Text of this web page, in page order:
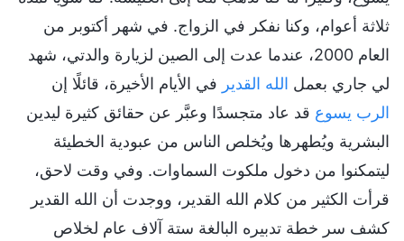
ثلاثة أعوام، وكنا نفكر في الزواج. في شهر أكتوبر من
العام 2000، عندما عدت إلى الصين لزيارة والدتي، شهد
لي جاري بعمل الله القدير في الأيام الأخيرة، قائلًا إن
الرب يسوع قد عاد متجسدًا وعبَّر عن حقائق كثيرة ليدين
البشرية ويُطهرها ويُخلص الناس من عبودية الخطيئة
ليتمكنوا من دخول ملكوت السماوات. وفي وقت لاحق،
قرأت الكثير من كلام الله القدير، ووجدت أن الله القدير
كشف سر خطة تدبيره البالغة ستة آلاف عام لخلاص